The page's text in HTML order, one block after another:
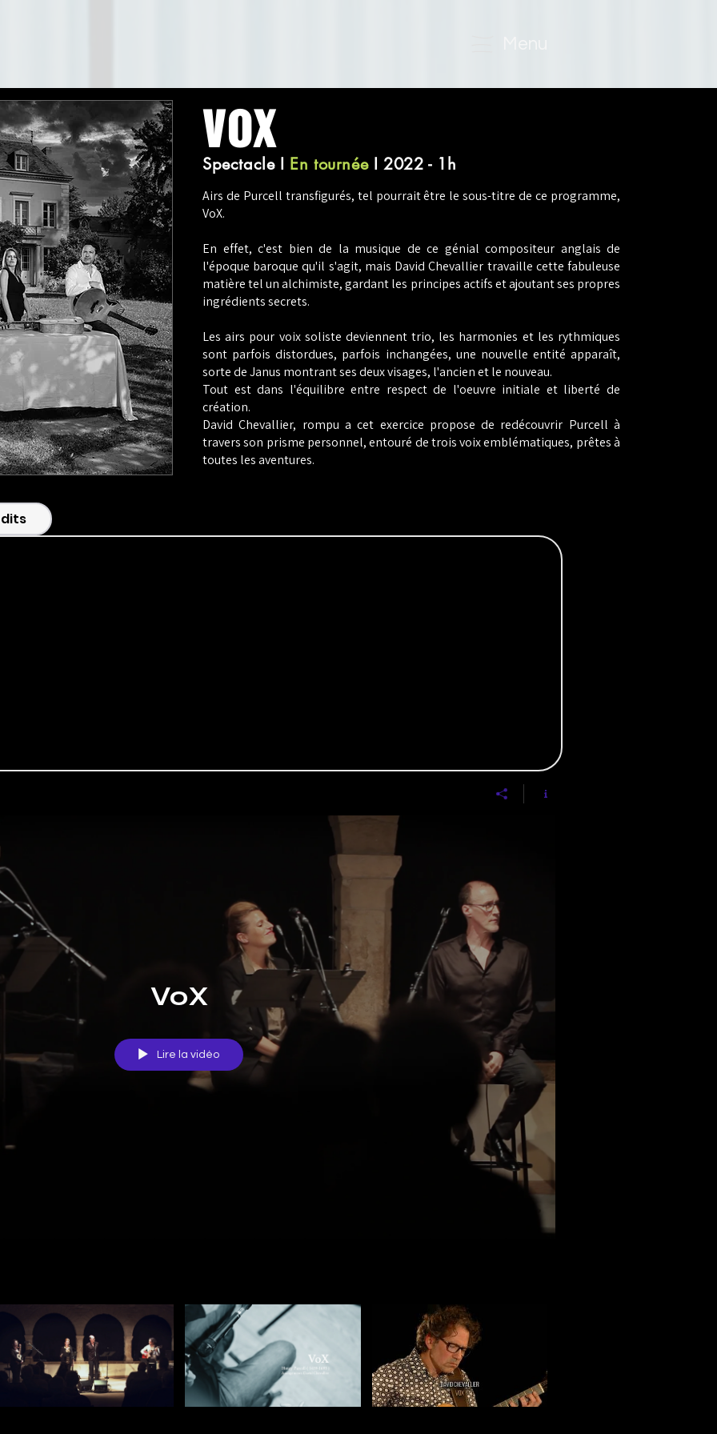
vox
Spectacle I En tournéeI 2022 - 1h
Airs de Purcell transfigurés, tel pourrait être le sous-titre de ce programme,
VoX.
En effet, c'est bien de la musique de ce génial compositeur anglais de
l'époque baroque qu'il s'agit, mais David Chevallier travaille cette fabuleuse
matière tel un alchimiste, gardant les principes actifs et ajoutant ses propres
ingrédients secrets.
Les airs pour voix soliste deviennent trio, les harmonies et les rythmiques
sont parfois distordues, parfois inchangées, une nouvelle entité apparaît,
sorte de Janus montrant ses deux visages, l'ancien et le nouveau.
Tout est dans l'équilibre entre respect de l'oeuvre initiale et liberté de
création.
David Chevallier, rompu a cet exercice propose de redécouvrir Purcell à
travers son prisme personnel, entouré de trois voix emblématiques, prêtes à
toutes les aventures.
VoX
Lire la vidéo